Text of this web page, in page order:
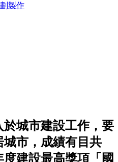
製作
城市建設工作，要
市，成績有目共
度建設最高獎項「國